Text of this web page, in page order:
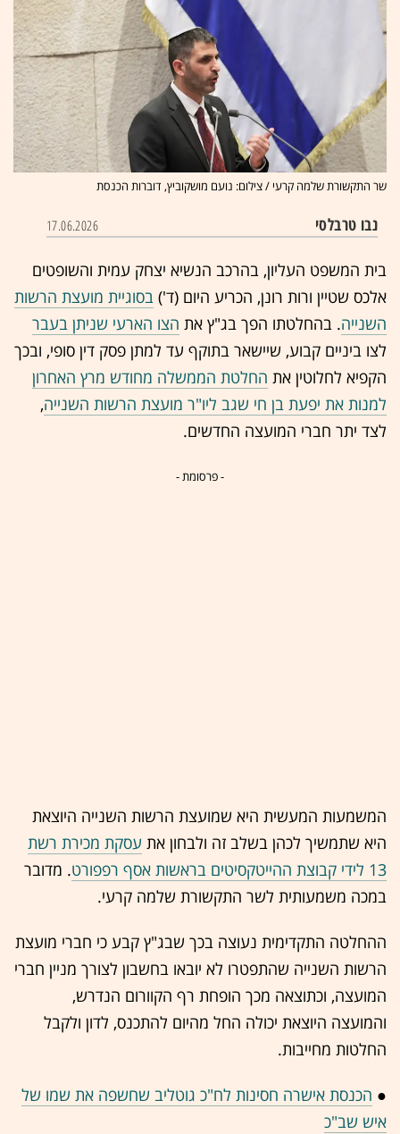
שר התקשורת שלמה קרעי / צילום: נועם מושקוביץ, דוברות הכנסת
נבו טרבלסי 17.06.2026
בית המשפט העליון, בהרכב הנשיא יצחק עמית והשופטים
אלכס שטיין ורות רונן, הכריע היום (ד') בסוגיית מועצת הרשות
השנייה. בהחלטתו הפך בג"ץ את הצו הארעי שניתן בעבר
לצו ביניים קבוע, שיישאר בתוקף עד למתן פסק דין סופי, ובכך
הקפיא לחלוטין את החלטת הממשלה מחודש מרץ האחרון
למנות את יפעת בן חי שגב ליו"ר מועצת הרשות השנייה,
לצד יתר חברי המועצה החדשים.
- פרסומת -
המשמעות המעשית היא שמועצת הרשות השנייה היוצאת
היא שתמשיך לכהן בשלב זה ולבחון את עסקת מכירת רשת
13 לידי קבוצת ההייטקסיטים בראשות אסף רפפורט
. מדובר
במכה משמעותית לשר התקשורת שלמה קרעי.
ההחלטה התקדימית נעוצה בכך שבג"ץ קבע כי חברי מועצת
הרשות השנייה שהתפטרו לא יובאו בחשבון לצורך מניין חברי
המועצה, וכתוצאה מכך הופחת רף הקוורום הנדרש,
והמועצה היוצאת יכולה החל מהיום להתכנס, לדון ולקבל
החלטות מחייבות.
● הכנסת אישרה חסינות לח"כ גוטליב שחשפה את שמו של
איש שב"כ